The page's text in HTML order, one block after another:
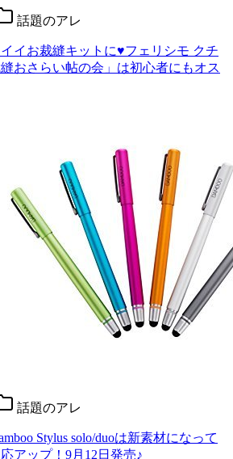
話題のアレ
イお裁縫キットに♥フェリシモ クチ
おさらい帖の会」は初心者にもオス
話題のアレ
Stylus solo/duoは新素材になって
アップ！9月12日発売♪